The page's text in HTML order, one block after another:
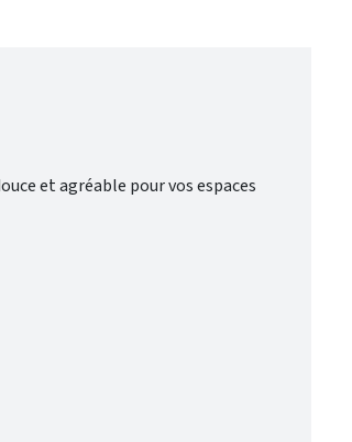
et agréable pour vos espaces